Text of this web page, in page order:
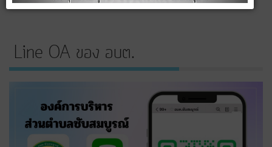
Line OA ของ อบต.